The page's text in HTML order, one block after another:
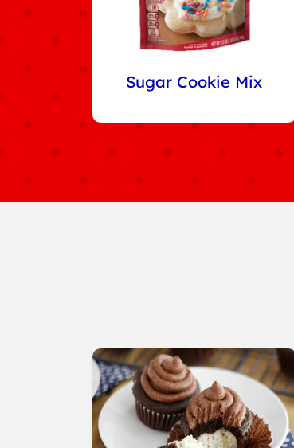
Sugar Cookie Mix